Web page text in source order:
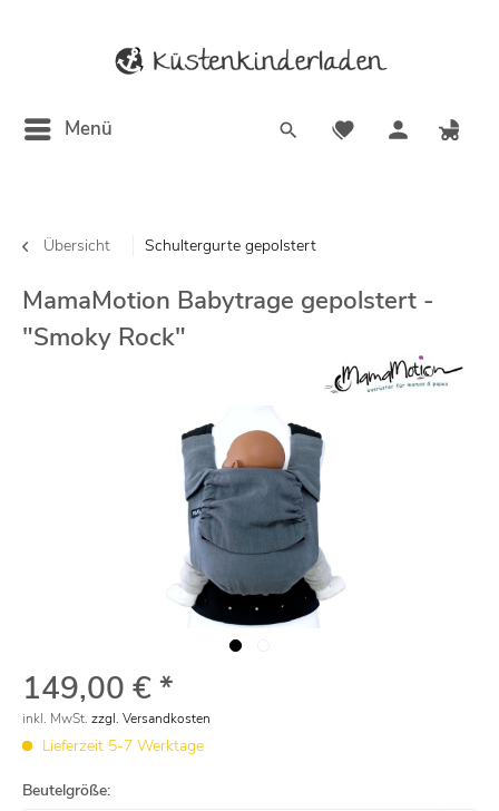
Menü
Übersicht Schultergurte gepolstert
MamaMotion Babytrage gepolstert -
"Smoky Rock"
149,00 € *
inkl. MwSt. zzgl. Versandkosten
Lieferzeit 5-7 Werktage
Beutelgröße: